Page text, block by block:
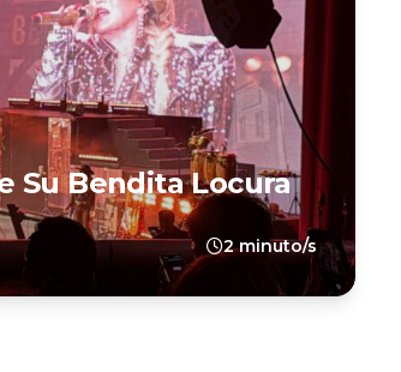
Su Bendita Locura
2 minuto/s